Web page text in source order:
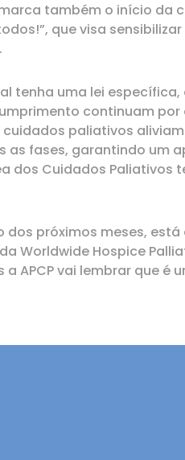
também o início
que visa
tenha uma lei
continuam
paliativos
fases, garantindo um
dos Cuidados
próximos meses,
Worldwide Hospice
APCP vai lembrar que